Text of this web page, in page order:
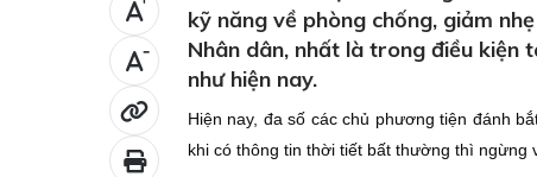
-
kỹ năng về phòng chống, giảm
Nhân dân, nhất là trong điều kiện
như hiện nay.
Hiện nay, đa số các chủ phương tiện đánh
khi có thông tin thời tiết bất thường thì ngừng